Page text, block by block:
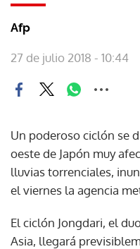
Afp
27 de julio 2018 - 10:44
Un poderoso ciclón se
oeste de Japón muy
lluvias torrenciales,
el viernes la agencia
El ciclón Jongdari, el
Asia, llegará